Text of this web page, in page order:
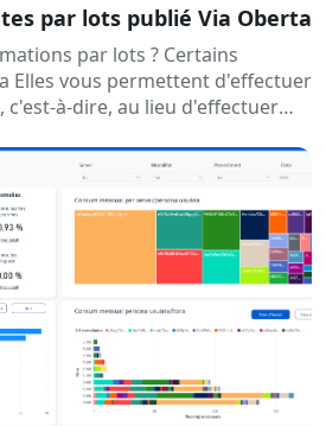
par lots publié Via Oberta
par lots ? Certains
Elles vous permettent d'effectuer
c'est-à-dire, au lieu d'effectuer